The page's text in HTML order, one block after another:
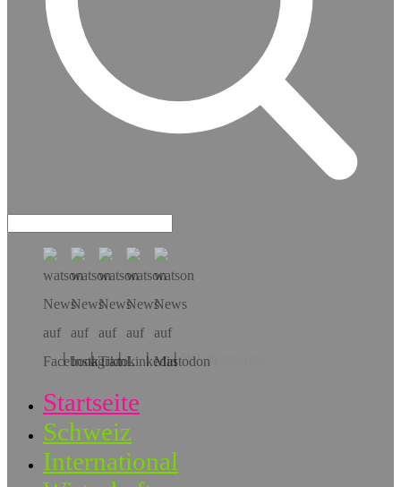
Hol dir die App!
Startseite
Schweiz
International